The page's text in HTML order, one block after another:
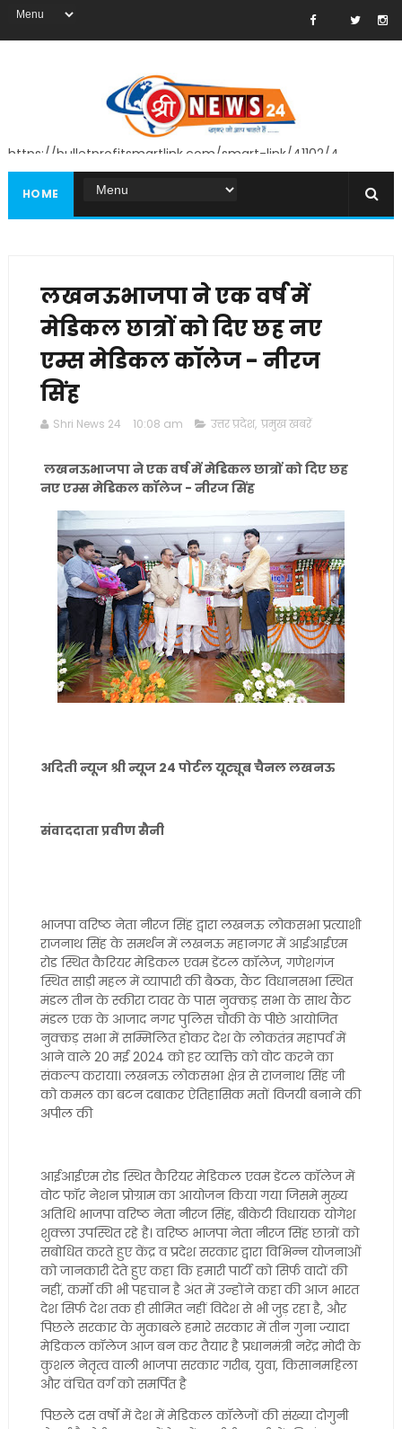
https://bulletprofitsmartlink.com/smart-link/41102/4
HOME
लखनऊभाजपा ने एक वर्ष में
मेडिकल छात्रों को दिए छह नए
एम्स मेडिकल कॉलेज - नीरज
सिंह
Shri News 24 10:08 am उत्तर प्रदेश, प्रमुख खबरें
लखनऊभाजपा ने एक वर्ष में मेडिकल छात्रों को दिए छह
नए एम्स मेडिकल कॉलेज - नीरज सिंह
अदिती न्यूज श्री न्यूज 24 पोर्टल यूट्यूब चैनल लखनऊ
संवाददाता प्रवीण सैनी
भाजपा वरिष्ठ नेता नीरज सिंह द्वारा लखनऊ लोकसभा प्रत्याशी
राजनाथ सिंह के समर्थन में लखनऊ महानगर में आईआईएम
रोड स्थित कैरियर मेडिकल एवम डेंटल कॉलेज, गणेशगंज
स्थित साड़ी महल में व्यापारी की बैठक, कैंट विधानसभा स्थित
मंडल तीन के स्कीरा टावर के पास नुक्कड़ सभा के साथ कैंट
मंडल एक के आजाद नगर पुलिस चौकी के पीछे आयोजित
नुक्कड़ सभा में सम्मिलित होकर देश के लोकतंत्र महापर्व में
आने वाले 20 मई 2024 को हर व्यक्ति को वोट करने का
संकल्प कराया। लखनऊ लोकसभा क्षेत्र से राजनाथ सिंह जी
को कमल का बटन दबाकर ऐतिहासिक मतों विजयी बनाने की
अपील की
आईआईएम रोड स्थित कैरियर मेडिकल एवम डेंटल कॉलेज में
वोट फॉर नेशन प्रोग्राम का आयोजन किया गया जिसमे मुख्य
अतिथि भाजपा वरिष्ठ नेता नीरज सिंह, बीकेटी विधायक योगेश
शुक्ला उपस्थित रहे है। वरिष्ठ भाजपा नेता नीरज सिंह छात्रों को
सबोधित करते हुए केंद्र व प्रदेश सरकार द्वारा विभिन्न योजनाओं
को जानकारी देते हुए कहा कि हमारी पार्टी को सिर्फ वादों की
नहीं, कर्मों की भी पहचान है अंत में उन्होंने कहा की आज भारत
देश सिर्फ देश तक ही सीमित नहीं विदेश से भी जुड़ रहा है, और
पिछले सरकार के मुकाबले हमारे सरकार में तीन गुना ज्यादा
मेडिकल कॉलेज आज बन कर तैयार है प्रधानमंत्री नरेंद्र मोदी के
कुशल नेतृत्व वाली भाजपा सरकार गरीब, युवा, किसानमहिला
और वंचित वर्ग को समर्पित है
पिछले दस वर्षों में देश में मेडिकल कॉलेजों की संख्या दोगुनी